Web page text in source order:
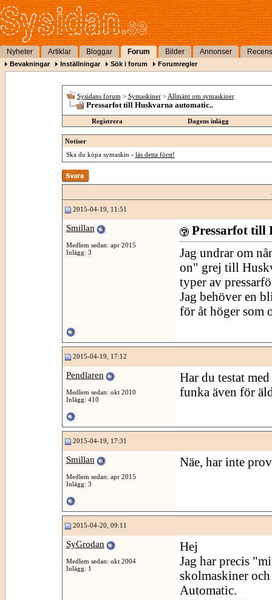
Nyheter Artiklar Bloggar Forum Bilder Annonser
Bevakningar Inställningar Sök i forum Forumregler
Sysidans forum > Symaskiner > Allmänt om symaskiner
Pressarfot till Huskvarna automatic..
Registrera Dagens inlägg
Notiser
Ska du köpa symaskin - läs detta först!
2015-04-19, 11:51
Smillan
Medlem sedan: apr 2015
Inlägg: 3
Pressarfot till
Jag undrar om
on" grej till
typer av
Jag behöver en
för åt höger som
2015-04-19, 17:12
Pendlaren
Medlem sedan: okt 2010
Inlägg: 410
Har du testat
funka även för
2015-04-19, 17:31
Smillan
Medlem sedan: apr 2015
Inlägg: 3
Näe, har inte
2015-04-20, 09:11
SyGrodan
Medlem sedan: okt 2004
Inlägg: 1
Hej
Jag har precis
skolmaskiner
Automatic.